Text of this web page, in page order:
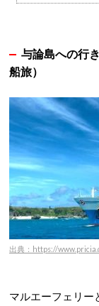
与論島への行
船旅）
出典：https://
マルエーフェリー